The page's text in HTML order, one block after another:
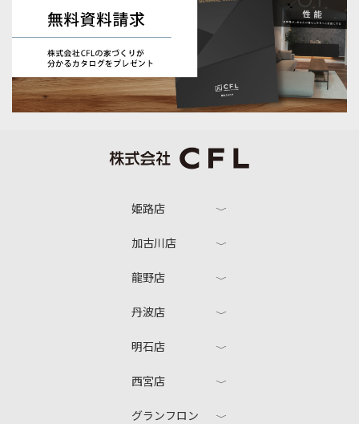
姫路店
加古川店
龍野店
丹波店
明石店
西宮店
グランフロン